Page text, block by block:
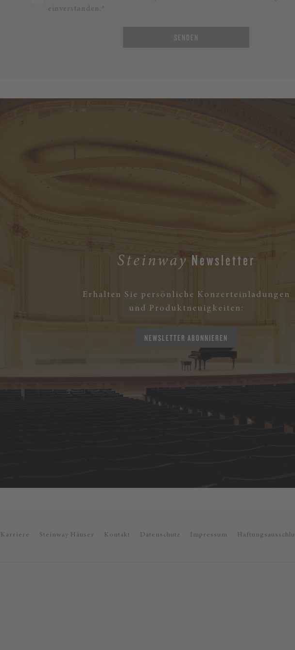
einverstanden.*
SENDEN
Steinway Newsletter
Erhalten Sie persönliche Konzerteinladungen
und Produktneuigkeiten:
NEWSLETTER ABONNIEREN
Karriere Steinway Häuser Kontakt Datenschutz Impressum